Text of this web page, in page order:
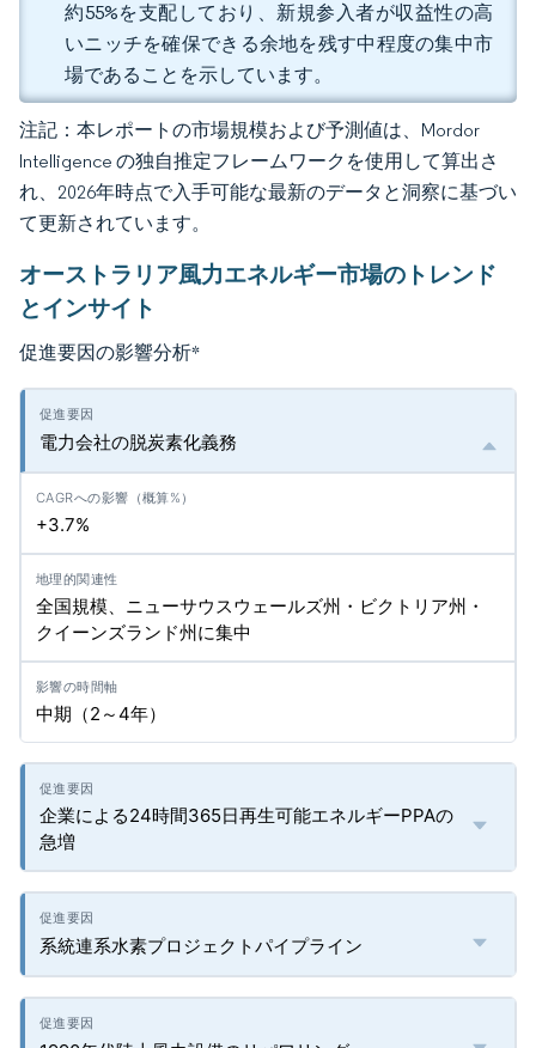
約55%を支配しており、新規参入者が収益性の高
いニッチを確保できる余地を残す中程度の集中市
場であることを示しています。
注記：本レポートの市場規模および予測値は、Mordor
Intelligence の独自推定フレームワークを使用して算出さ
れ、2026年時点で入手可能な最新のデータと洞察に基づい
て更新されています。
オーストラリア風力エネルギー市場のトレンド
とインサイト
促進要因の影響分析*
電力会社の脱炭素化義務
+3.7%
全国規模、ニューサウスウェールズ州・ビクトリア州・
クイーンズランド州に集中
中期（2～4年）
企業による24時間365日再生可能エネルギーPPAの
急増
系統連系水素プロジェクトパイプライン